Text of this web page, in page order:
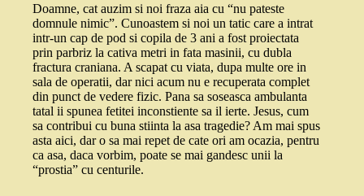
Doamne, cat auzim si noi fraza aia cu “nu pateste
domnule nimic”. Cunoastem si noi un tatic care a intrat
intr-un cap de pod si copila de 3 ani a fost proiectata
prin parbriz la cativa metri in fata masinii, cu dubla
fractura craniana. A scapat cu viata, dupa multe ore in
sala de operatii, dar nici acum nu e recuperata complet
din punct de vedere fizic. Pana sa soseasca ambulanta
tatal ii spunea fetitei inconstiente sa il ierte. Jesus, cum
sa contribui cu buna stiinta la asa tragedie? Am mai spus
asta aici, dar o sa mai repet de cate ori am ocazia, pentru
ca asa, daca vorbim, poate se mai gandesc unii la
“prostia” cu centurile.